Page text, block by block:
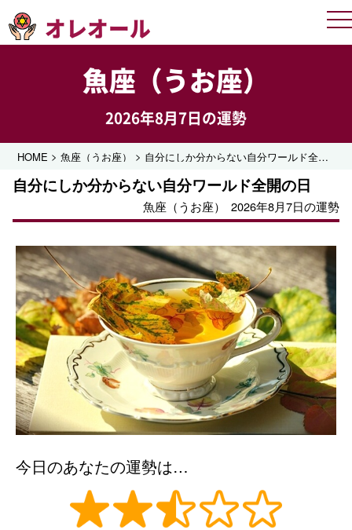
オレオール
魚座（うお座）
2026年8月7日の運勢
HOME >魚座（うお座） > 自分にしか分からない自分ワールド全開の日
自分にしか分からない自分ワールド全開の日
魚座（うお座） 2026年8月7日の運勢
今日のあなたの運勢は…